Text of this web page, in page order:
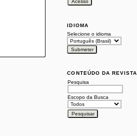
IDIOMA
Selecione o idioma
CONTEÚDO DA REVISTA
Pesquisa
Escopo da Busca